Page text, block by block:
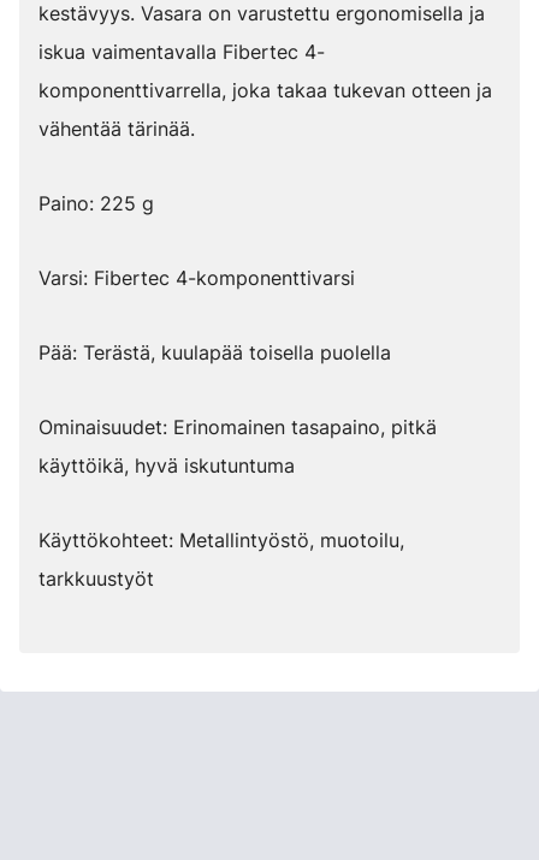
kestävyys. Vasara on varustettu ergonomisella ja
iskua vaimentavalla Fibertec 4-
komponenttivarrella, joka takaa tukevan otteen ja
vähentää tärinää.
Paino: 225 g
Varsi: Fibertec 4-komponenttivarsi
Pää: Terästä, kuulapää toisella puolella
Ominaisuudet: Erinomainen tasapaino, pitkä
käyttöikä, hyvä iskutuntuma
Käyttökohteet: Metallintyöstö, muotoilu,
tarkkuustyöt